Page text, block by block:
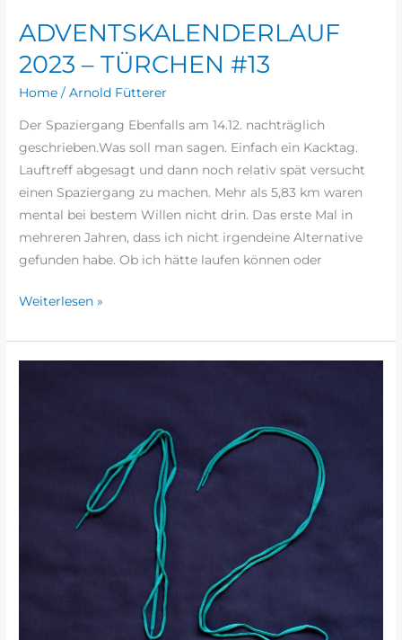
ADVENTSKALENDERLAUF
2023 – TÜRCHEN #13
Home /Arnold Fütterer
Der Spaziergang Ebenfalls am 14.12. nachträglich
geschrieben.Was soll man sagen. Einfach ein Kacktag.
Lauftreff abgesagt und dann noch relativ spät versucht
einen Spaziergang zu machen. Mehr als 5,83 km waren
mental bei bestem Willen nicht drin. Das erste Mal in
mehreren Jahren, dass ich nicht irgendeine Alternative
gefunden habe. Ob ich hätte laufen können oder
Weiterlesen »